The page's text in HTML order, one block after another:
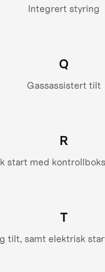
Integrert styring
Q
Gassassistert tilt
R
start med
T
tilt, samt elektrisk